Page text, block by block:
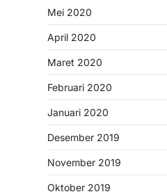
Mei 2020
April 2020
Maret 2020
Februari 2020
Januari 2020
Desember 2019
November 2019
Oktober 2019